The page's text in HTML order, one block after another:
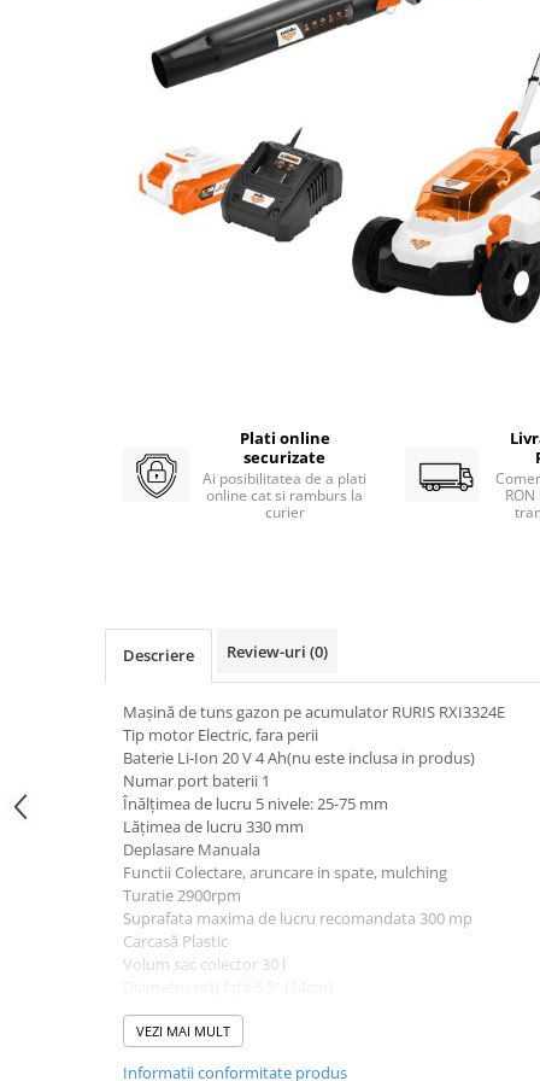
Pompe de stropit
Pompe de suprafata
Despicatoare lemne
Motoburghie
Motocultoare
Suflanta frunze
Troliu
Zdrobitori si Teascuri fructe
Piese de schimb
Piese aparat umplut carnati
Piese atomizoare
Piese compresor
Piese generatoare
Plati online
securizate
Ai posibilitatea de a plati
online cat si ramburs la
curier
Descriere Review-uri (0)
Maşină de tuns gazon pe acumulator RURIS RXI3324E
Tip motor Electric, fara perii
Baterie Li-Ion 20 V 4 Ah(nu este inclusa in produs)
Numar port baterii 1
Înălţimea de lucru 5 nivele: 25-75 mm
Lăţimea de lucru 330 mm
Deplasare Manuala
Functii Colectare, aruncare in spate, mulching
Turatie 2900rpm
Suprafata maxima de lucru recomandata 300 mp
Carcasă Plastic
Volum sac colector 30 l
Diametru roţi spate 6.5” (17 cm)
Putere totala Pw= 80Wh
VEZI MAI MULT
Informatii conformitate produs